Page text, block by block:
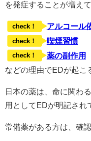
を発症することが増え
check！ アルコール
check！ 喫煙習慣
check！
薬の副作用
などの理由でEDが起こ
日本の薬は、命に関わ
用としてEDが明記され
常備薬がある方は、確